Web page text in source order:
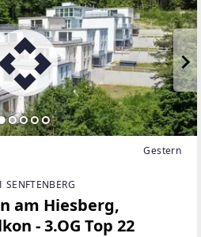
Gestern
am Hiesberg,
- 3.OG Top 22